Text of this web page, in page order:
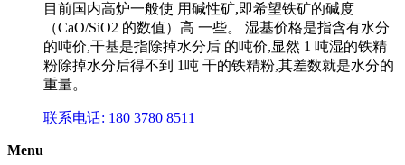
目前国内高炉一般使 用碱性矿,即希望铁矿的碱度
（CaO/SiO2 的数值）高 一些。 湿基价格是指含有水分
的吨价,干基是指除掉水分后 的吨价,显然 1 吨湿的铁精
粉除掉水分后得不到 1吨 干的铁精粉,其差数就是水分的
重量。
联系电话: 180 3780 8511
Menu